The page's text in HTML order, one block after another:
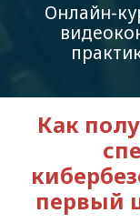
Онлайн-
Как
первый